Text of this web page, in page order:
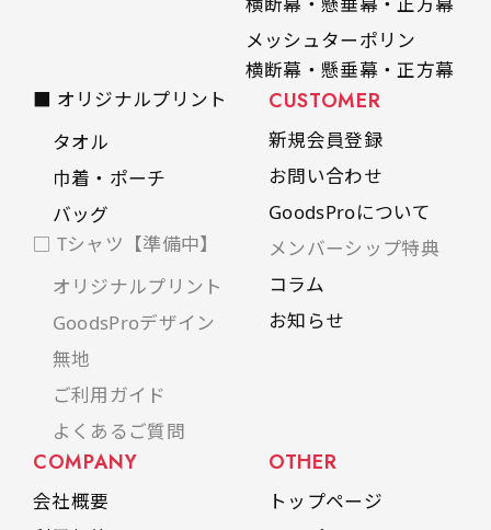
メッシュターポリン
横断幕・懸垂幕・正方幕
■ オリジナルプリント
タオル
巾着・ポーチ
バッグ
□ Tシャツ【準備中】
オリジナルプリント
GoodsProデザイン
無地
ご利用ガイド
よくあるご質問
CUSTOMER
新規会員登録
お問い合わせ
GoodsProについて
メンバーシップ特典
コラム
お知らせ
COMPANY
会社概要
OTHER
トップページ